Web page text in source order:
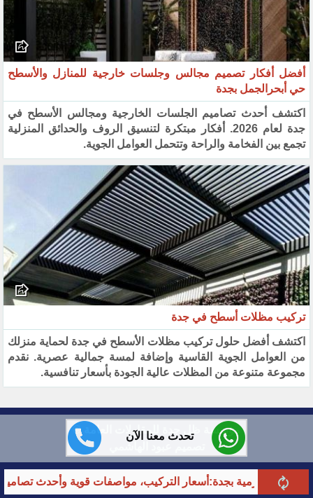
تحدث معنا الآن
بجدة:أسعار التركيب، مواصفات قوية وأحدث تصاميم 2026
أفضل أفكار تصميم مجالس وجلسات خارجية للمنازل والأسطح
حي أبحرالجمل بجدة
اكتشف أحدث تصاميم الجلسات الخارجية ومجالس الأسطح في
جدة لعام 2026. أفكار مبتكرة لتنسيق الروف والحدائق المنزلية
تجمع بين الفخامة والراحة وتتحمل العوامل الجوية.
تركيب مظلات أسطح في جدة
اكتشف أفضل حلول تركيب مظلات الأسطح في جدة لحماية منزلك
من العوامل الجوية القاسية وإضافة لمسة جمالية عصرية. نقدم
مجموعة متنوعة من المظلات عالية الجودة بأسعار تنافسية.
مؤسسة ظل جدة للمقاولات العامة ©